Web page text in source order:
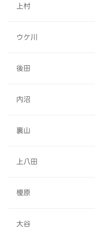
上村
ウケ川
後田
内沼
裏山
上八田
榎原
大谷